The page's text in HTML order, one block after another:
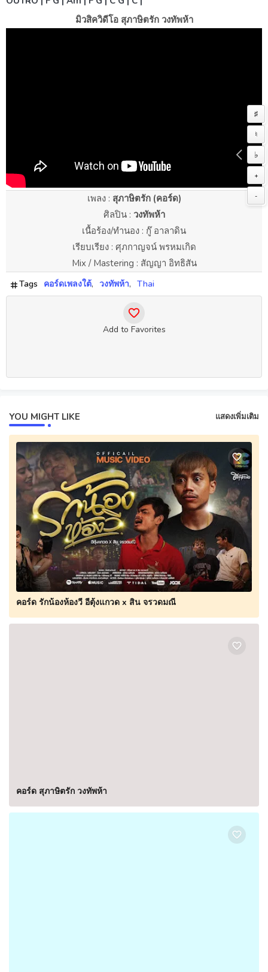
มิวสิควิดีโอ สุภาษิตรัก วงทัพห้า
เพลง : สุภาษิตรัก (คอร์ด)
ศิลปิน : วงทัพห้า
เนื้อร้อง/ทำนอง : กู๊ อาลาดิน
เรียบเรียง : ศุภกาญจน์ พรหมเกิด
Mix / Mastering : สัญญา อิทธิสัน
Tags คอร์ดเพลงใต้ วงทัพห้า Thai
Add to Favorites
YOU MIGHT LIKE แสดงเพิ่มเติม
คอร์ด รักน้องห้องวี อีตุ้งแกวด x สิน จรวดมณี
คอร์ด สุภาษิตรัก วงทัพห้า
♯
♮
♭
+
-